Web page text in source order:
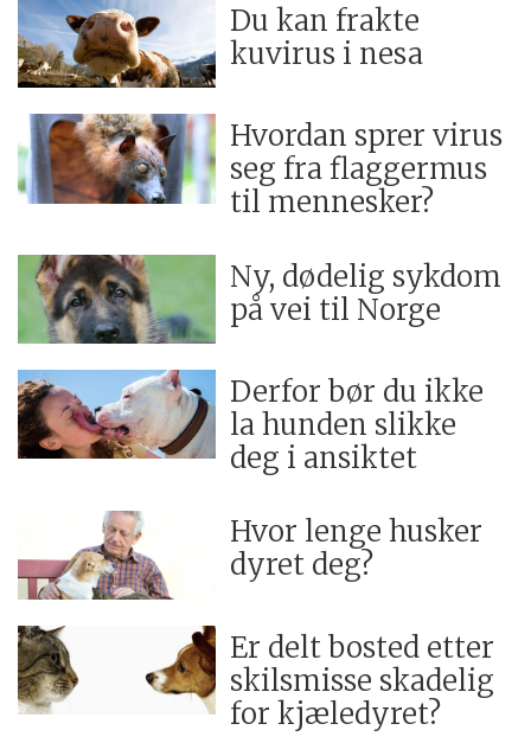
Du kan frakte
kuvirus i nesa
Hvordan sprer virus
seg fra flaggermus
til mennesker?
Ny, dødelig sykdom
på vei til Norge
Derfor bør du ikke
la hunden slikke
deg i ansiktet
Hvor lenge husker
dyret deg?
Er delt bosted etter
skilsmisse skadelig
for kjæledyret?